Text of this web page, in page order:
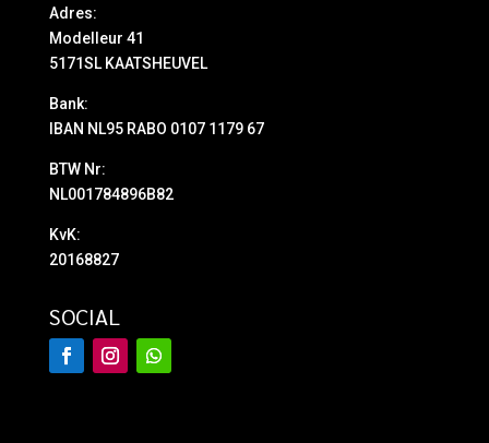
Adres:
Modelleur 41
5171SL KAATSHEUVEL
Bank:
IBAN NL95 RABO 0107 1179 67
BTW Nr:
NL001784896B82
KvK:
20168827
SOCIAL